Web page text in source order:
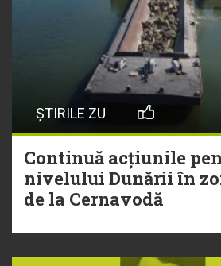
ȘTIRILE ZU
Continuă acțiunile
nivelului Dunării în
de la Cernavodă